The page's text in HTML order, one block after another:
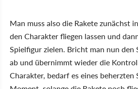
Man muss also die Rakete zunächst
den Charakter fliegen lassen und
Spielfigur zielen. Bricht man nun den
ab und übernimmt wieder die
Charakter, bedarf es eines